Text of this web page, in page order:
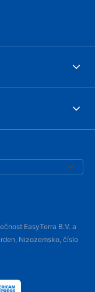
EasyTerra B.V. a
Nizozemsko, číslo